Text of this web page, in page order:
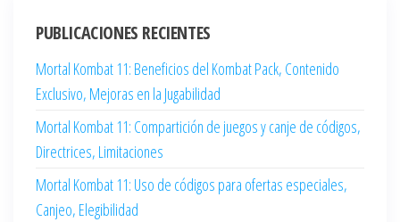
PUBLICACIONES RECIENTES
Mortal Kombat 11: Beneficios del Kombat Pack, Contenido
Exclusivo, Mejoras en la Jugabilidad
Mortal Kombat 11: Compartición de juegos y canje de códigos,
Directrices, Limitaciones
Mortal Kombat 11: Uso de códigos para ofertas especiales,
Canjeo, Elegibilidad